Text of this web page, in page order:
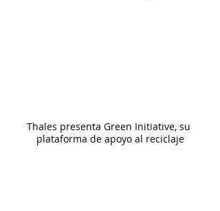
Thales presenta Green Initiative, su
plataforma de apoyo al reciclaje